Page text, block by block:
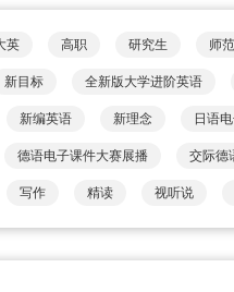
英 高职 研究生 师
新目标 全新版大学进阶英语
新编英语 新理念 日语
德语电子课件大赛展播 交际德
写作 精读 视听说